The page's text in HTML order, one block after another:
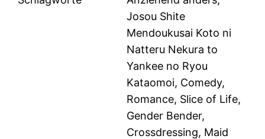
Josou Shite
Mendoukusai Koto ni
Natteru Nekura to
Yankee no Ryou
Kataomoi, Comedy,
Romance, Slice of Life,
Gender Bender,
Crossdressing, Maid